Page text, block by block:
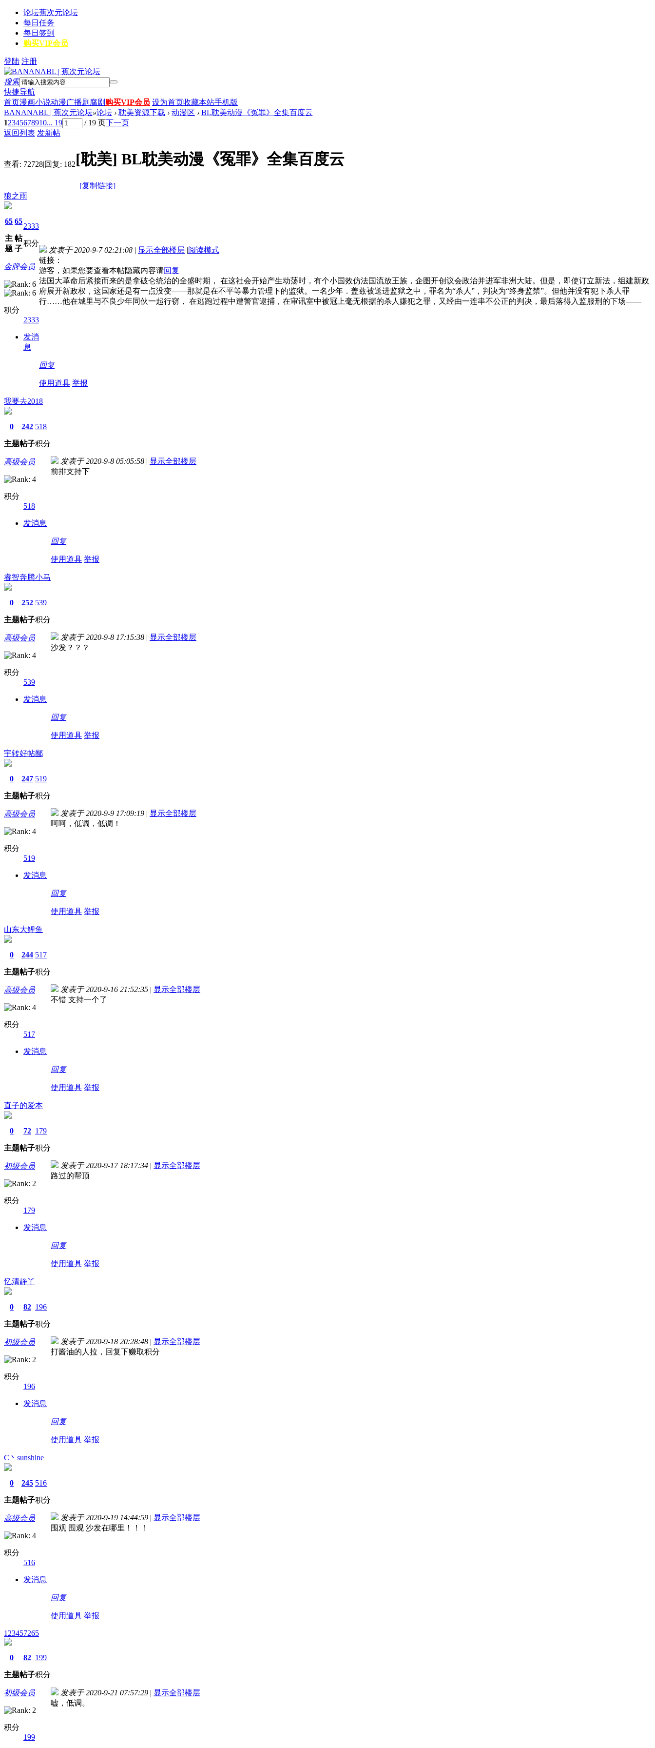
论坛蕉次元论坛
每日任务
每日签到
购买VIP会员
登陆 注册
搜索
快捷导航
首页漫画小说动漫广播剧 腐剧 购买VIP会员 设为首页收藏本站手机版
BANANABL | 蕉次元论坛»论坛 › 耽美资源下载 › 动漫区 › BL耽美动漫《冤罪》全集百度云
12345678910... 19 / 19 页下一页
返回列表 发新帖
查看: 72728|回复: 182[耽美] BL耽美动漫《冤罪》全集百度云
[复制链接]
狼之雨
65
主
题
65
帖
子
2333
积分
金牌会员
积分
2333
发消
息
发表于 2020-9-7 02:21:08 | 显示全部楼层 |阅读模式
链接：
游客，如果您要查看本帖隐藏内容请回复
法国大革命后紧接而来的是拿破仑统治的全盛时期， 在这社会开始产生动荡时，有个小国效仿法国流放王族，企图开创议会政治并进军非洲大陆。但是，即使订立新法，组建新政
府展开新政权，这国家还是有一点没变――那就是在不平等暴力管理下的监狱。一名少年．盖兹被送进监狱之中，罪名为“杀人”，判决为“终身监禁”。但他并没有犯下杀人罪
行……他在城里与不良少年同伙一起行窃， 在逃跑过程中遭警官逮捕，在审讯室中被冠上毫无根据的杀人嫌犯之罪，又经由一连串不公正的判决，最后落得入监服刑的下场――
回复
使用道具 举报
我要去2018
0
主题
242
帖子
518
积分
高级会员
积分
518
发消息
发表于 2020-9-8 05:05:58 | 显示全部楼层
前排支持下
回复
使用道具 举报
睿智奔腾小马
0
主题
252
帖子
539
积分
高级会员
积分
539
发消息
发表于 2020-9-8 17:15:38 | 显示全部楼层
沙发？？？
回复
使用道具 举报
宇转好帖鄙
0
主题
247
帖子
519
积分
高级会员
积分
519
发消息
发表于 2020-9-9 17:09:19 | 显示全部楼层
呵呵，低调，低调！
回复
使用道具 举报
山东大鲤鱼
0
主题
244
帖子
517
积分
高级会员
积分
517
发消息
发表于 2020-9-16 21:52:35 | 显示全部楼层
不错 支持一个了
回复
使用道具 举报
直子的爱本
0
主题
72
帖子
179
积分
初级会员
积分
179
发消息
发表于 2020-9-17 18:17:34 | 显示全部楼层
路过的帮顶
回复
使用道具 举报
忆清静丫
0
主题
82
帖子
196
积分
初级会员
积分
196
发消息
发表于 2020-9-18 20:28:48 | 显示全部楼层
打酱油的人拉，回复下赚取积分
回复
使用道具 举报
C丶sunshine
0
主题
245
帖子
516
积分
高级会员
积分
516
发消息
发表于 2020-9-19 14:44:59 | 显示全部楼层
围观 围观 沙发在哪里！！！
回复
使用道具 举报
123457265
0
主题
82
帖子
199
积分
初级会员
积分
199
发表于 2020-9-21 07:57:29 | 显示全部楼层
嘘，低调。